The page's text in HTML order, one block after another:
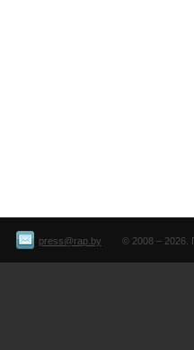
press@rap.by © 2008 – 2026.